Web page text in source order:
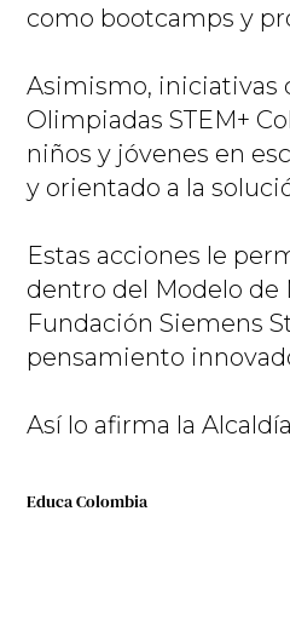
como bootcamps y
Asimismo, iniciativas
Olimpiadas STEM+
niños y jóvenes en
y orientado a la
Estas acciones le
dentro del Modelo de
Fundación Siemens
pensamiento
Así lo afirma la
Educa Colombia